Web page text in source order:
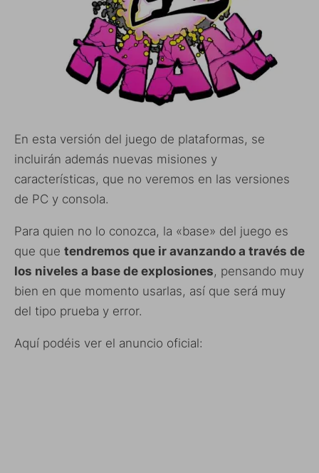
En esta versión del juego de plataformas, se
incluirán además nuevas misiones y
características, que no veremos en las versiones
de PC y consola.
Para quien no lo conozca, la «base» del juego es
que que tendremos que ir avanzando a través de
los niveles a base de explosiones, pensando muy
bien en que momento usarlas, así que será muy
del tipo prueba y error.
Aquí podéis ver el anuncio oficial: